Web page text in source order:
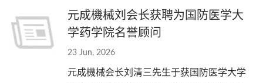
元成機械刘会长获聘为国防医学大
学药学院名誉顾问
23 Jun, 2026
元成機械会长刘清三先生于获国防医学大学